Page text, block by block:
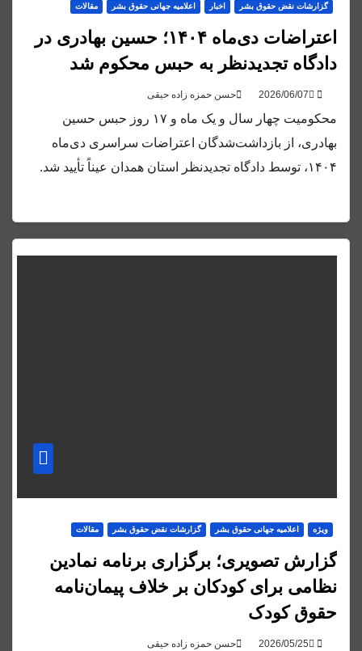
گزارشات نقض حقوق بشر اخبار اعلاميه جهانی حقوق بشر مقالات
اعتراضات دی‌ماه ۱۴۰۴؛ حسین بهادری در
دادگاه تجدیدنظر به حبس محکوم شد
حسن حمزه زاده حیقی
محکومیت چهار سال و یک ماه و ۱۷ روز حبس حسین
بهادری، از بازداشت‌شدگان اعتراضات سراسری دی‌ماه
۱۴۰۴، توسط دادگاه تجدیدنظر استان همدان عیناً تأیید شد.
ویژه اعلاميه جهانی حقوق بشر گزارشات نقض حقوق بشر مقالات
گزارش تصویری؛ برگزاری برنامه نمادین
نظامی برای کودکان بر خلاف پیمان‌نامه
حقوق کودک
حسن حمزه زاده حیقی